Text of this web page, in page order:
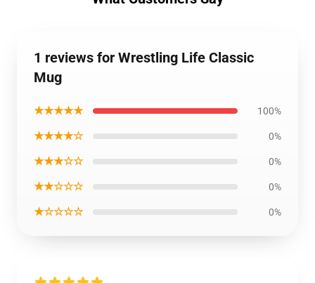
1 reviews for Wrestling Life Classic
Mug
★★★★★ 100%
★★★★☆ 0%
★★★☆☆ 0%
★★☆☆☆ 0%
★☆☆☆☆ 0%